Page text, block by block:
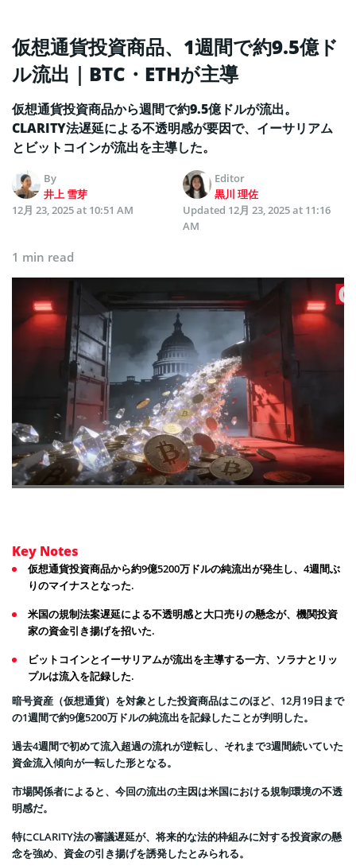
仮想通貨投資商品、1週間で約9.5億ド
ル流出｜BTC・ETHが主導
仮想通貨投資商品から週間で約9.5億ドルが流出。
CLARITY法遅延による不透明感が要因で、イーサリアム
とビットコインが流出を主導した。
By
井上 雪芽
Editor
黒川 理佐
12月 23, 2025 at 10:51 AM
Updated 12月 23, 2025 at 11:16
AM
1 min read
Key Notes
仮想通貨投資商品から約9億5200万ドルの純流出が発生し、4週間ぶ
りのマイナスとなった.
米国の規制法案遅延による不透明感と大口売りの懸念が、機関投資
家の資金引き揚げを招いた.
ビットコインとイーサリアムが流出を主導する一方、ソラナとリッ
プルは流入を記録した.
暗号資産（仮想通貨）を対象とした投資商品はこのほど、12月19日まで
の1週間で約9億5200万ドルの純流出を記録したことが判明した。
過去4週間で初めて流入超過の流れが逆転し、それまで3週間続いていた
資金流入傾向が一転した形となる。
市場関係者によると、今回の流出の主因は米国における規制環境の不透
明感だ。
特にCLARITY法の審議遅延が、将来的な法的枠組みに対する投資家の懸
念を強め、資金の引き揚げを誘発したとみられる。